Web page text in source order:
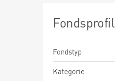
Fondsprofil
Fondstyp
Kategorie